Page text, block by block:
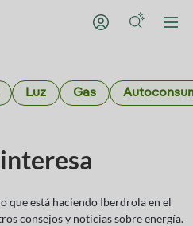
Luz Gas
que está haciendo Iberdrola en el
consejos y noticias sobre energía.